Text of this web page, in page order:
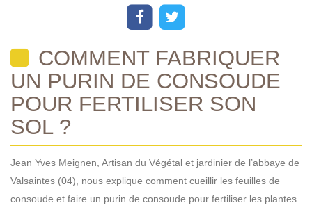
COMMENT FABRIQUER
UN PURIN DE CONSOUDE
POUR FERTILISER SON
SOL ?
Jean Yves Meignen, Artisan du Végétal et jardinier de l’abbaye de
Valsaintes (04), nous explique comment cueillir les feuilles de
consoude et faire un purin de consoude pour fertiliser les plantes